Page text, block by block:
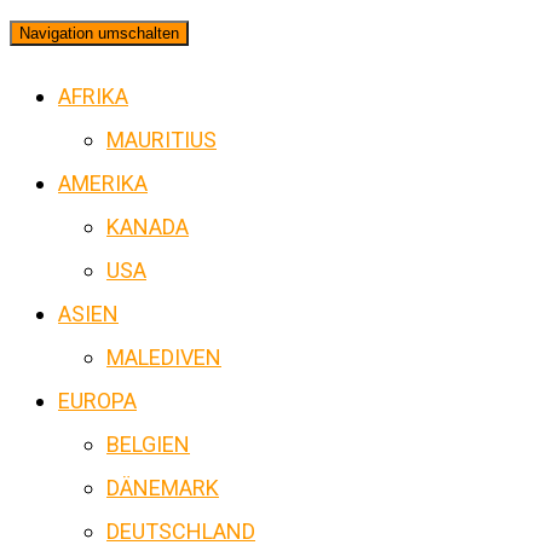
Navigation umschalten
AFRIKA
MAURITIUS
AMERIKA
KANADA
USA
ASIEN
MALEDIVEN
EUROPA
BELGIEN
DÄNEMARK
DEUTSCHLAND